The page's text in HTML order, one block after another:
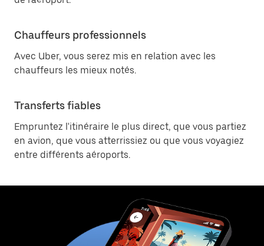
Chauffeurs professionnels
Avec Uber, vous serez mis en relation avec les
chauffeurs les mieux notés.
Transferts fiables
Empruntez l'itinéraire le plus direct, que vous partiez
en avion, que vous atterrissiez ou que vous voyagiez
entre différents aéroports.